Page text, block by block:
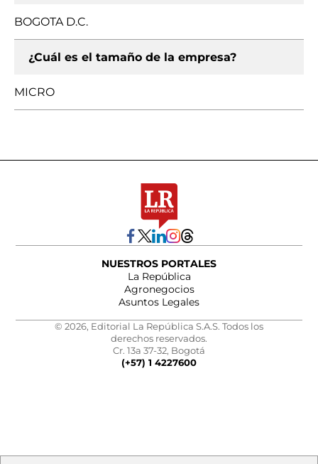
BOGOTA D.C.
¿Cuál es el tamaño de la empresa?
MICRO
NUESTROS PORTALES
La República
Agronegocios
Asuntos Legales
© 2026, Editorial La República S.A.S. Todos los
derechos reservados.
Cr. 13a 37-32, Bogotá
(+57) 1 4227600